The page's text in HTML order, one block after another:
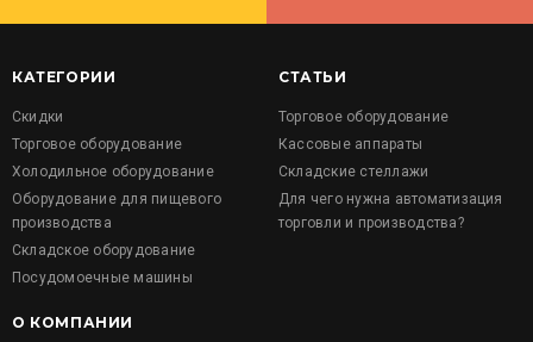
КАТЕГОРИИ
Скидки
Торговое оборудование
Холодильное оборудование
Оборудование для пищевого
производства
Складское оборудование
Посудомоечные машины
СТАТЬИ
Торговое оборудование
Кассовые аппараты
Складские стеллажи
Для чего нужна автоматизация
торговли и производства?
О КОМПАНИИ